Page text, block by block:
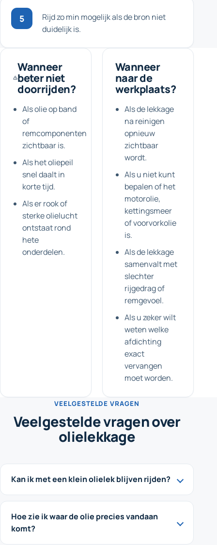
5
Rijd zo min mogelijk als de bron niet
duidelijk is.
Wanneer
beter niet
doorrijden?
Als olie op band
of
remcomponenten
zichtbaar is.
Als het oliepeil
snel daalt in
korte tijd.
Als er rook of
sterke olielucht
ontstaat rond
hete
onderdelen.
Wanneer
naar de
werkplaats?
Als de lekkage
na reinigen
opnieuw
zichtbaar
wordt.
Als u niet kunt
bepalen of het
motorolie,
kettingsmeer
of voorvorkolie
is.
Als de lekkage
samenvalt met
slechter
rijgedrag of
remgevoel.
Als u zeker wilt
weten welke
afdichting
exact
vervangen
moet worden.
VEELGESTELDE VRAGEN
Veelgestelde vragen over
olielekkage
Kan ik met een klein olielek blijven rijden?
Hoe zie ik waar de olie precies vandaan
komt?